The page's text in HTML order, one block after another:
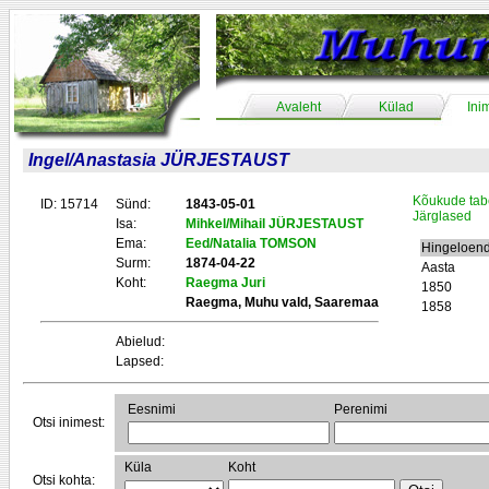
Avaleht Külad
Ingel/Anastasia JÜRJESTAUST
ID: 15714 Sünd:
1843-05-01
Isa:
Mihkel/Mihail JÜRJESTAUST
Ema:
Eed/Natalia TOMSON
Surm:
1874-04-22
Koht:
Raegma Juri
Raegma, Muhu vald, Saaremaa
Abielud:
Lapsed:
Kõukude
Järglased
Aasta
1850
1858
Otsi inimest:
Eesnimi Perenimi
Otsi kohta:
Küla Koht